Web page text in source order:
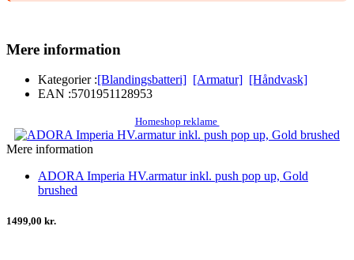
Mere information
Kategorier :[Blandingsbatteri] [Armatur] [Håndvask]
EAN :5701951128953
Homeshop reklame
Mere information
ADORA Imperia HV.armatur inkl. push pop up, Gold
brushed
1499,00 kr.